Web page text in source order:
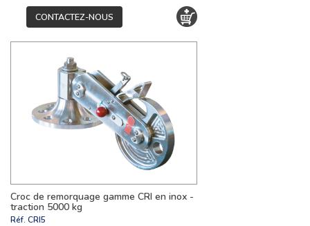
CONTACTEZ-NOUS
Croc de remorquage gamme CRI en inox -
traction 5000 kg
Réf. CRI5